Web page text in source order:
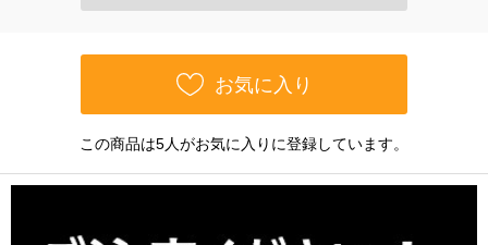
お気に入り
この商品は5人がお気に入りに登録しています。